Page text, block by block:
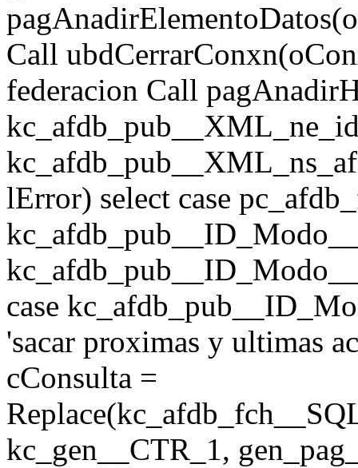
Call
federacion Call
lError) select case
case
'sacar proximas y ultimas
cConsulta =
kc_gen__CTR_1,